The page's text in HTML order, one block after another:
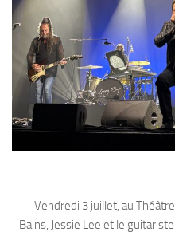
Vendredi 3 juillet, au
Bains, Jessie Lee et le